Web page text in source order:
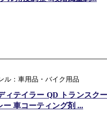
ル：車用品・バイク用品
ィテイラー QD トランスク
車コーティング剤 ...